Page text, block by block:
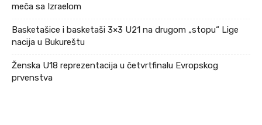
meča sa Izraelom
Basketašice i basketaši 3×3 U21 na drugom „stopu“ Lige
nacija u Bukureštu
Ženska U18 reprezentacija u četvrtfinalu Evropskog
prvenstva